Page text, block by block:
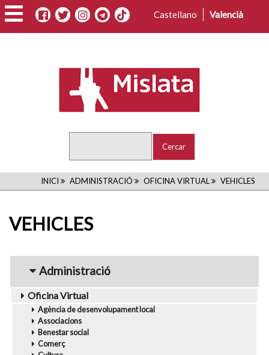
Vés
al
contingut
Castellano Valencià
FIL
INICI ADMINISTRACIÓ OFICINA VIRTUAL VEHICLES
VEHICLES
navigation1
Administració
Oficina Virtual
Agència de desenvolupament local
Associacions
Benestar social
Comerç